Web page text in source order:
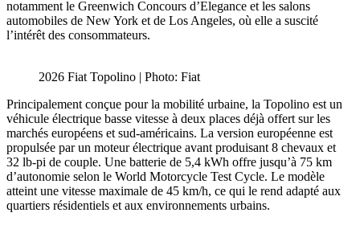
notamment le Greenwich Concours d’Elegance et les salons
automobiles de New York et de Los Angeles, où elle a suscité
l’intérêt des consommateurs.
2026 Fiat Topolino | Photo: Fiat
Principalement conçue pour la mobilité urbaine, la Topolino est un
véhicule électrique basse vitesse à deux places déjà offert sur les
marchés européens et sud-américains. La version européenne est
propulsée par un moteur électrique avant produisant 8 chevaux et
32 lb-pi de couple. Une batterie de 5,4 kWh offre jusqu’à 75 km
d’autonomie selon le World Motorcycle Test Cycle. Le modèle
atteint une vitesse maximale de 45 km/h, ce qui le rend adapté aux
quartiers résidentiels et aux environnements urbains.